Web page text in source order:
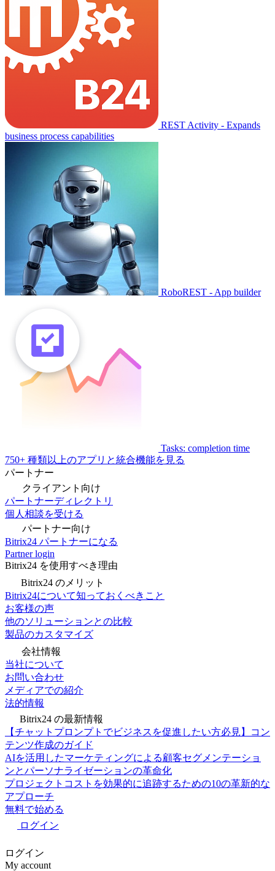
REST Activity - Expands
business process capabilities
RoboREST - App builder
Tasks: completion time
750+ 種類以上のアプリと統合機能を見る
パートナー
クライアント向け
パートナーディレクトリ
個人相談を受ける
パートナー向け
Bitrix24 パートナーになる
Partner login
Bitrix24 を使用すべき理由
Bitrix24 のメリット
Bitrix24について知っておくべきこと
お客様の声
他のソリューションとの比較
製品のカスタマイズ
会社情報
当社について
お問い合わせ
メディアでの紹介
法的情報
Bitrix24 の最新情報
【チャットプロンプトでビジネスを促進したい方必見】コン
テンツ作成のガイド
AIを活用したマーケティングによる顧客セグメンテーショ
ンとパーソナライゼーションの革命化
プロジェクトコストを効果的に追跡するための10の革新的な
アプローチ
無料で始める
ログイン
ログイン
My account